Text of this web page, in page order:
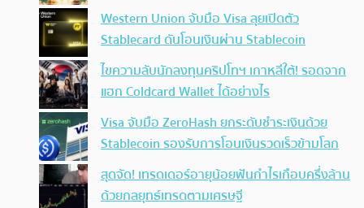
Western Union จับมือ Visa ลุยเปิดตัว
Stablecard ดันโอนเงินผ่าน Stablecoin
ไขความลับนักลงทุนคริปโทฯ เกาหลีใต้! รอดจาก
แฮก Coldcard Wallet ได้อย่างไร
Visa จับมือ ZeroHash ยกระดับชำระเงินด้วย
Stablecoin รองรับการโอนเงินรวดเร็วข้ามโลก
สุดจัด! เทรดเดอร์อายุน้อยฟันกำไรเกือบครึ่งล้าน
ด้วยกลยุทธ์เทรดตามเศรษฐี